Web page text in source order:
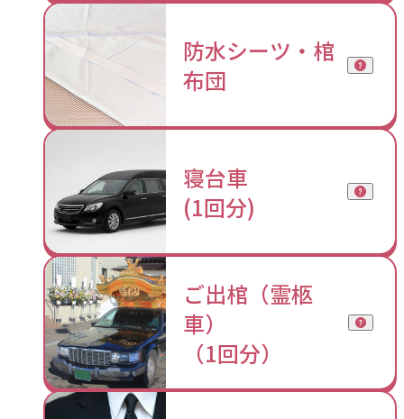
防水シーツ・棺
布団
寝台車
(1回分)
ご出棺（霊柩
車）
（1回分）